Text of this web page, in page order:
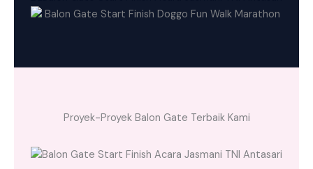
Proyek-Proyek Balon Gate Terbaik Kami